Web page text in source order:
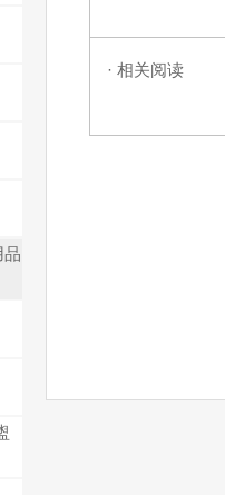
品
· 相关阅读